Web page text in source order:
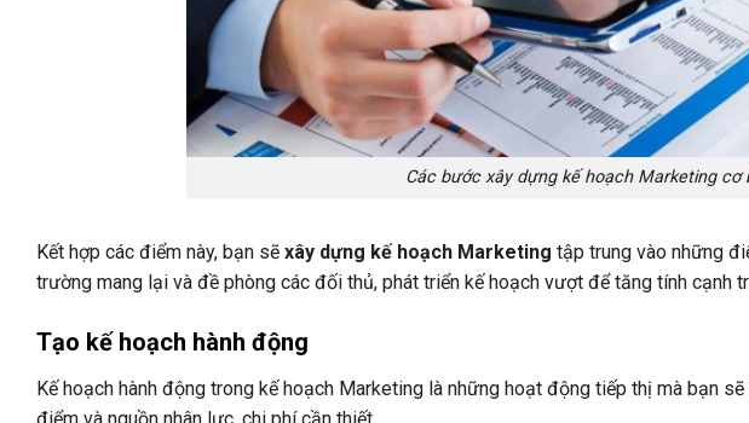
Các bước xây dựng kế hoạch Marketing cơ
Kết hợp các điểm này, bạn sẽ xây dựng kế hoạch Marketing tập trung vào những
trường mang lại và đề phòng các đối thủ, phát triển kế hoạch vượt để tăng tính cạnh
Tạo kế hoạch hành động
Kế hoạch hành động trong kế hoạch Marketing là những hoạt động tiếp thị mà bạn